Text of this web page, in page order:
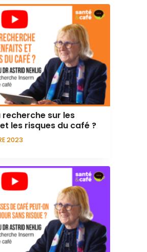
recherche sur les
les risques du café ?
2023